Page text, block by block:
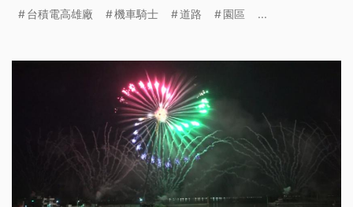
立專責管理單位加強當地道路巡查修補。
台積電高雄廠 機車騎士 道路 園區 ...